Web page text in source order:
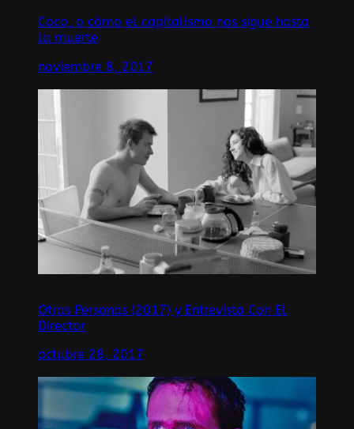
Coco, o cómo el capitalismo nos sigue hasta
la muerte
noviembre 8, 2017
Otras Personas (2017) y Entrevista Con El
Director
octubre 28, 2017